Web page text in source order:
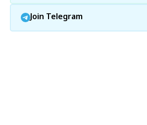
Join Telegram